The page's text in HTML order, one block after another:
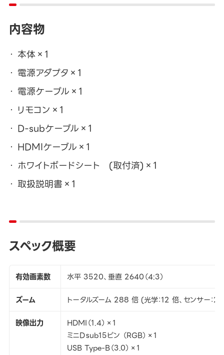
内容物
本体×1
電源アダプタ×1
電源ケーブル×1
リモコン×1
D-subケーブル×1
HDMIケーブル×1
ホワイトボードシート (取付済)×1
取扱説明書×1
スペック概要
有効画素数
水平 3520、垂直 2640（4:3）
ズーム
トータルズーム 288 倍 (光学：12 倍、センサー：2
映像出力
HDMI（1.4）×1
ミニDｓub15ピン （RGB）×1
USB Type-B（3.0）×1